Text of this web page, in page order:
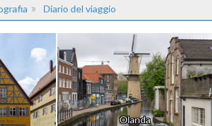
» Diario del viaggio
Olanda